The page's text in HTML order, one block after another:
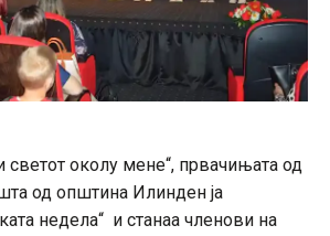
светот околу мене“, првачињата од
од општина Илинден ја
недела“ и станаа членови на